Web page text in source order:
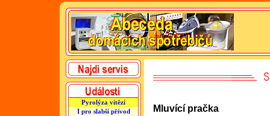
Pyrolýza vítězí
I pro slabší přívod
Mluvící pračka